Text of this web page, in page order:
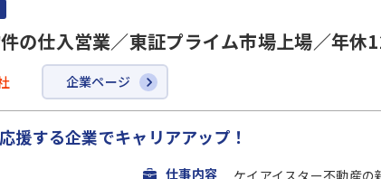
件の仕入営業／東証プライム市場上場／年
企業ページ
援する企業でキャリアアップ！
仕事内容